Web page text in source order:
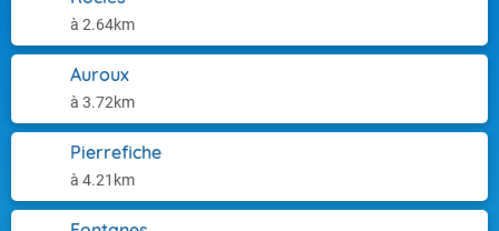
à 2.64km
Auroux
à 3.72km
Pierrefiche
à 4.21km